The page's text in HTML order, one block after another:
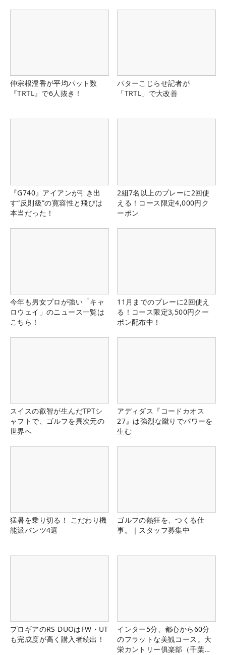
仲宗根澄香が平均パット数
『TRTL』で6人抜き！
パターこじらせ記者が
「TRTL」で大改善
『G740』アイアンが引き出
す“反則級”の寛容性と飛びは
本当だった！
2組7名以上のプレーに2回使
える！コース限定4,000円ク
ーポン
今年も男女プロが強い「キャ
ロウェイ」のニュース一覧は
こちら！
11月までのプレーに2回使え
る！コース限定3,500円クー
ポン配布中！
スイスの叡智が生んだTPTシ
ャフトで、ゴルフを異次元の
世界へ
アディダス『コードカオス
27』は強烈な蹴りでパワーを
生む
猛暑を乗り切る！ こだわり機
能派パンツ4選
ゴルフの熱狂を、つくる仕
事。｜スタッフ募集中
プロギアのRS DUOはFW・UT
も完成度が高く購入者続出！
インター5分、都心から60分
のフラットな美観コース。大
栄カントリー俱楽部（千葉